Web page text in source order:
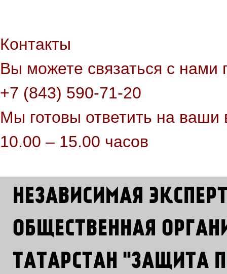
Контакты
Вы можете связаться с нами
+7 (843) 590-71-20
Мы готовы ответить на ваши
10.00 – 15.00 часов
НЕЗАВИСИМАЯ
ОБЩЕСТВЕННАЯ
ТАТАРСТАН "ЗАЩИТА